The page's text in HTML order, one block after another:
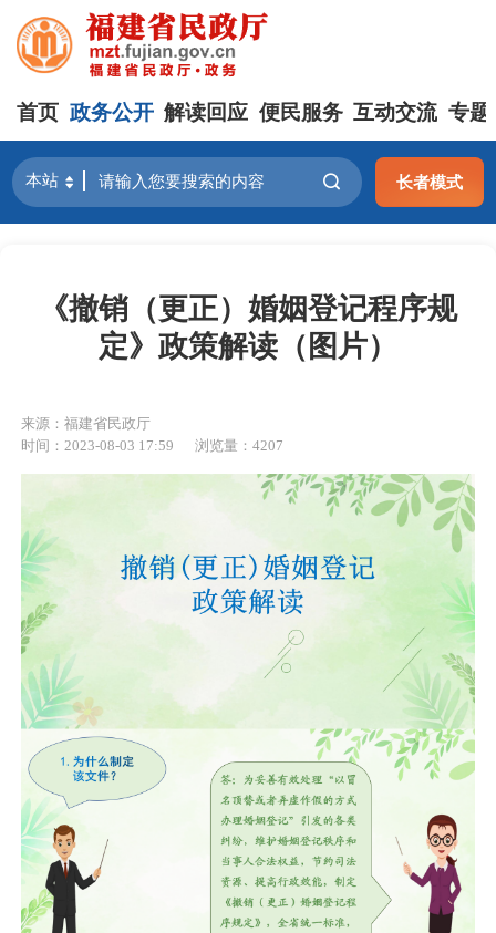
首页 政务公开 解读回应 便民服务 互动交流 专题
长者模式
《撤销（更正）婚姻登记程序规
定》政策解读（图片）
来源：福建省民政厅
时间：2023-08-03 17:59
浏览量：4207